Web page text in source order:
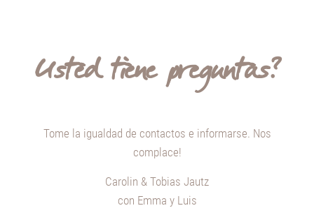
Usted tiene preguntas?
Tome la igualdad de contactos e informarse. Nos
complace!
Carolin & Tobias Jautz
con Emma y Luis